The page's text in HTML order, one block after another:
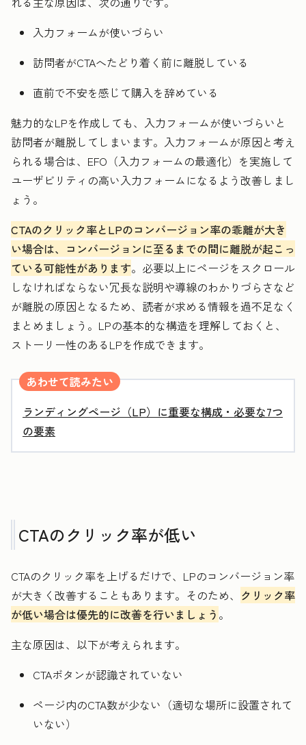
入力フォームが使いづらい
訪問者がCTAへたどり着く前に離脱している
直前で不安を感じて購入を辞めている
魅力的なLPを作成しても、入力フォームが使いづらいと
訪問者が離脱してしまいます。入力フォームが原因と考え
られる場合は、EFO（入力フォームの最適化）を実施して
ユーザビリティの高い入力フォームになるよう改善しまし
ょう。
CTAのクリック率とLPのコンバージョン率の乖離が大き
い場合は、コンバージョンに至るまでの間に離脱が起こっ
ている可能性があります。必要以上にページをスクロール
しなければならない冗長な説明や導線のわかりづらさなど
が離脱の原因となるため、読者が求める情報を過不足なく
まとめましょう。LPの基本的な構造を理解しておくと、
ストーリー性のあるLPを作成できます。
あわせて読みたい
ランディングページ（LP）に重要な構成・必要な7つ
の要素
CTAのクリック率が低い
CTAのクリック率を上げるだけで、LPのコンバージョン率
が大きく改善することもあります。そのため、 クリック率
が低い場合は優先的に改善を行いましょう 。
主な原因は、以下が考えられます。
CTAボタンが認識されていない
ページ内のCTA数が少ない（適切な場所に設置されて
いない）